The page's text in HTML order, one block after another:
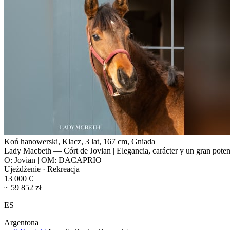
Koń hanowerski, Klacz, 3 lat, 167 cm, Gniada
Lady Macbeth — Córt de Jovian | Elegancia, carácter y un gran
O: Jovian | OM: DACAPRIO
Ujeżdżenie · Rekreacja
13 000 €
~ 59 852 zł
ES
Argentona